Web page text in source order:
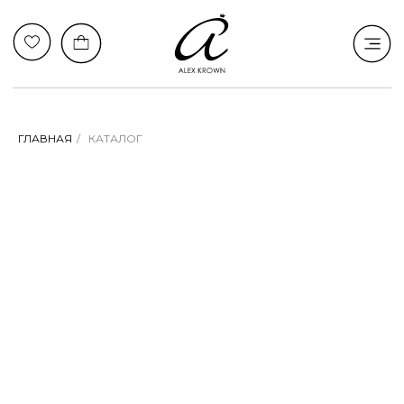
ГЛАВНАЯ / КАТАЛОГ